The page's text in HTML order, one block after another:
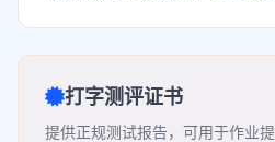
打字测评证书
提供正规测试报告，可用于作业